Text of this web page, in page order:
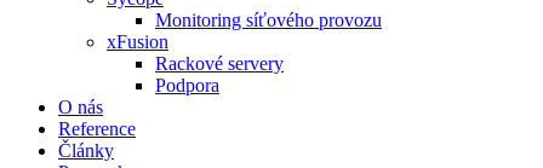
Monitoring síťového provozu
xFusion
Rackové servery
Podpora
O nás
Reference
Články